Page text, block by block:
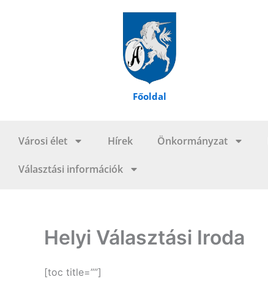
Főoldal
Városi élet Hírek Önkormányzat
Választási információk
Helyi Választási Iroda
[toc title=””]